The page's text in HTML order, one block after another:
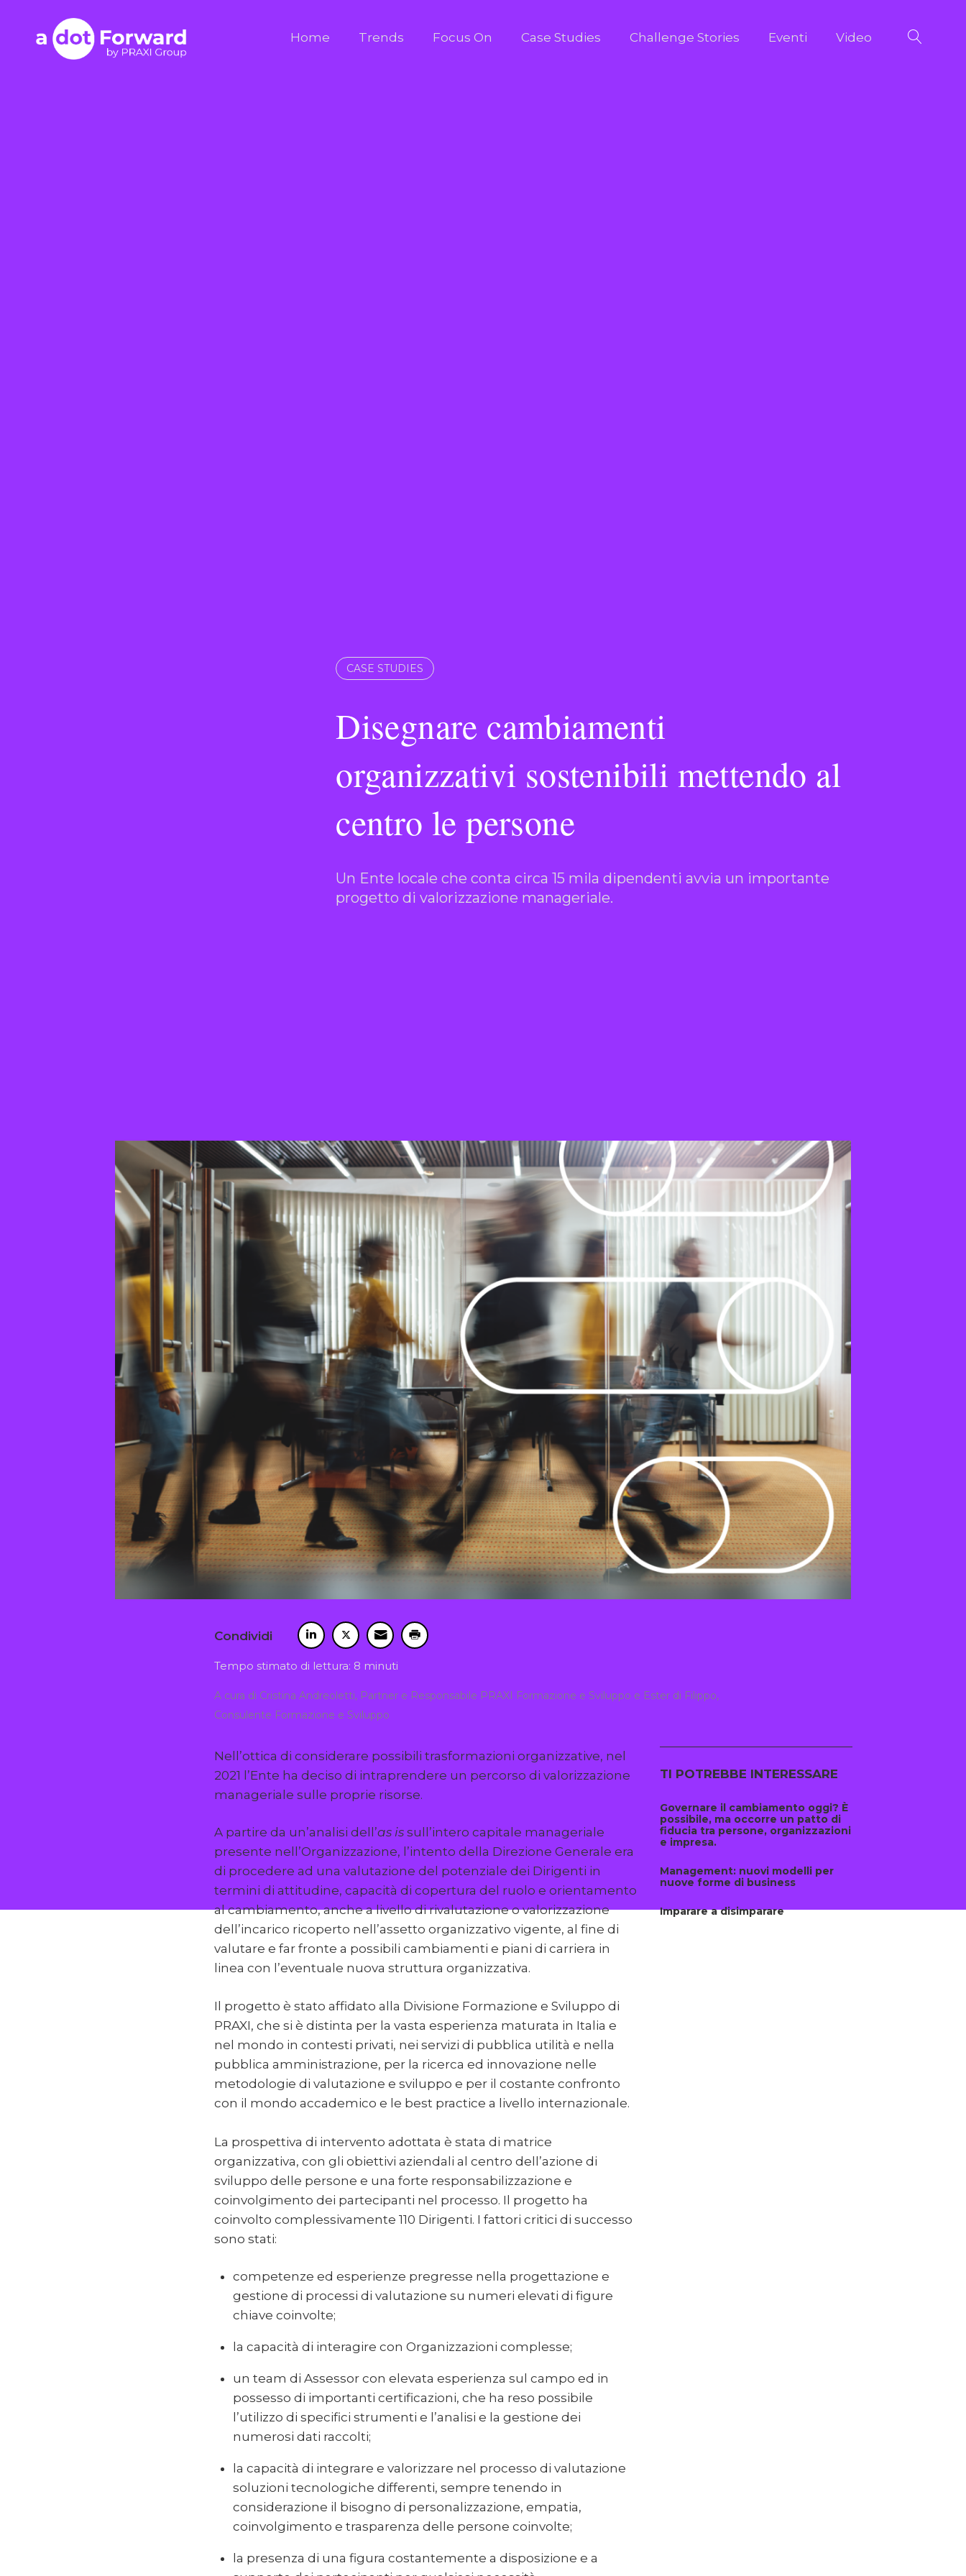
contentA Dot Forward Home Trends Focus On Case Studies Challenge Stories Eventi Video
CASE STUDIES
Disegnare cambiamenti
organizzativi sostenibili mettendo al
centro le persone
Un Ente locale che conta circa 15 mila dipendenti avvia un importante
progetto di valorizzazione manageriale.
Condividi
Tempo stimato di lettura: 8 minuti
A cura di Cristina Andreoletti, Partner e Responsabile PRAXI Formazione e Sviluppo e Ester di Filippo,
Consulente Formazione e Sviluppo
Nell’ottica di considerare possibili trasformazioni organizzative, nel
2021 l’Ente ha deciso di intraprendere un percorso di valorizzazione
manageriale sulle proprie risorse.
A partire da un’analisi dell’as is sull’intero capitale manageriale
presente nell’Organizzazione, l’intento della Direzione Generale era
di procedere ad una valutazione del potenziale dei Dirigenti in
termini di attitudine, capacità di copertura del ruolo e orientamento
al cambiamento, anche a livello di rivalutazione o valorizzazione
dell’incarico ricoperto nell’assetto organizzativo vigente, al fine di
valutare e far fronte a possibili cambiamenti e piani di carriera in
linea con l’eventuale nuova struttura organizzativa.
Il progetto è stato affidato alla Divisione Formazione e Sviluppo di
PRAXI, che si è distinta per la vasta esperienza maturata in Italia e
nel mondo in contesti privati, nei servizi di pubblica utilità e nella
pubblica amministrazione, per la ricerca ed innovazione nelle
metodologie di valutazione e sviluppo e per il costante confronto
con il mondo accademico e le best practice a livello internazionale.
La prospettiva di intervento adottata è stata di matrice
organizzativa, con gli obiettivi aziendali al centro dell’azione di
sviluppo delle persone e una forte responsabilizzazione e
coinvolgimento dei partecipanti nel processo. Il progetto ha
coinvolto complessivamente 110 Dirigenti. I fattori critici di successo
sono stati:
competenze ed esperienze pregresse nella progettazione e
gestione di processi di valutazione su numeri elevati di figure
chiave coinvolte;
la capacità di interagire con Organizzazioni complesse;
un team di Assessor con elevata esperienza sul campo ed in
possesso di importanti certificazioni, che ha reso possibile
l’utilizzo di specifici strumenti e l’analisi e la gestione dei
numerosi dati raccolti;
la capacità di integrare e valorizzare nel processo di valutazione
soluzioni tecnologiche differenti, sempre tenendo in
considerazione il bisogno di personalizzazione, empatia,
coinvolgimento e trasparenza delle persone coinvolte;
la presenza di una figura costantemente a disposizione e a
TI POTREBBE INTERESSARE
Governare il cambiamento oggi? È
possibile, ma occorre un patto di
fiducia tra persone, organizzazioni
e impresa.
Management: nuovi modelli per
nuove forme di business
Imparare a disimparare